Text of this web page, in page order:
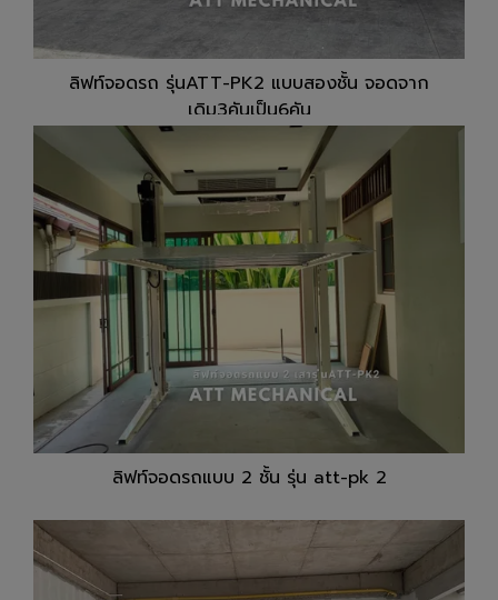
ลิฟท์จอดรถ รุ่นATT-PK2 แบบสองชั้น จอดจาก
เดิม3คันเป็น6คัน
ลิฟท์จอดรถแบบ 2 ชั้น รุ่น att-pk 2